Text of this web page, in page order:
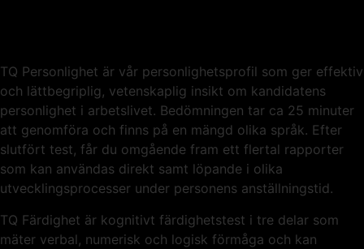
TQ Personlighet är vår personlighetsprofil som ger effektiv
och lättbegriplig, vetenskaplig insikt om kandidatens
personlighet i arbetslivet. Bedömningen tar ca 25 minuter
att genomföra och finns på en mängd olika språk. Efter
slutfört test, får du omgående fram ett flertal rapporter
som kan användas direkt samt löpande i olika
utvecklingsprocesser under personens anställningstid.
TQ Färdighet är kognitivt färdighetstest i tre delar som
mäter verbal, numerisk och logisk förmåga och kan